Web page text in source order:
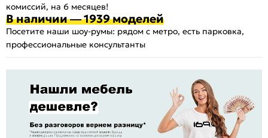
комиссий, на 6 месяцев!
В наличии — 1939 моделей
Посетите наши шоу-румы: рядом с метро, есть парковка,
профессиональные консультанты